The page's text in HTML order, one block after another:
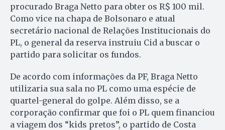
procurado Braga Netto para obter os R$ 100 mil.
Como vice na chapa de Bolsonaro e atual
secretário nacional de Relações Institucionais do
PL, o general da reserva instruiu Cid a buscar o
partido para solicitar os fundos.
De acordo com informações da PF, Braga Netto
utilizaria sua sala no PL como uma espécie de
quartel-general do golpe. Além disso, se a
corporação confirmar que foi o PL quem financiou
a viagem dos “kids pretos”, o partido de Costa